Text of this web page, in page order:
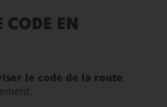
CODE EN
le code de la route,